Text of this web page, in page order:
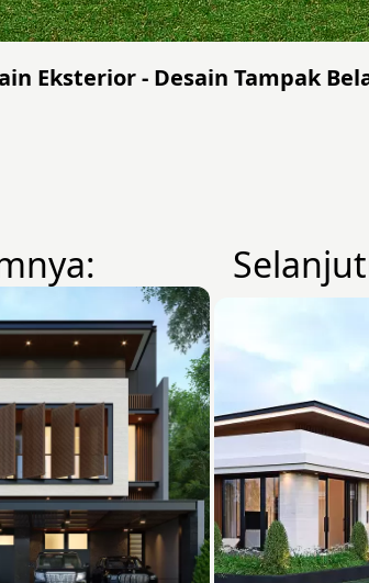
Eksterior - Desain Tampak